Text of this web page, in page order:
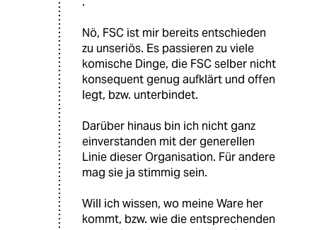
Nö, FSC ist mir bereits entschieden
zu unseriös. Es passieren zu viele
komische Dinge, die FSC selber nicht
konsequent genug aufklärt und offen
legt, bzw. unterbindet.
Darüber hinaus bin ich nicht ganz
einverstanden mit der generellen
Linie dieser Organisation. Für andere
mag sie ja stimmig sein.
Will ich wissen, wo meine Ware her
kommt, bzw. wie die entsprechenden